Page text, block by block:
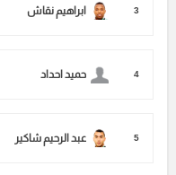
3 ابراهيم نقاش
4 حميد احداد
5 عبد الرحيم شاكير